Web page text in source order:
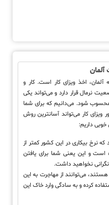
اخذ ویزای کار است. کار و
نرمال قرار دارد و می‌تواند یکی
شود. می‌دانیم که برای شما
کار می‌تواند آسانترین روش
خوبی داریم:
نرخ بیکاری در این کشور کمتر از
است و این یعنی شما برای یافتن
نخواهید داشت.
می‌توانند از مهاجرت به این
کرده و به سادگی وارد خاک این